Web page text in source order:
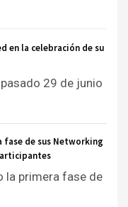
en la celebración de su
29 de junio
fase de sus Networking
la primera fase de